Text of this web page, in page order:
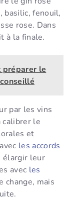
basilic, fenouil,
rose. Dans
à la finale.
préparer le
par les vins
calibrer le
et
les accords
élargir leur
avec les
change, mais